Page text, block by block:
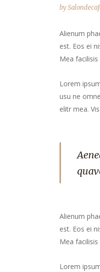
by
Alienum
est. Eos ei
Mea
Lorem
usu ne
elitr mea.
Alienum
est. Eos ei
Mea
Lorem